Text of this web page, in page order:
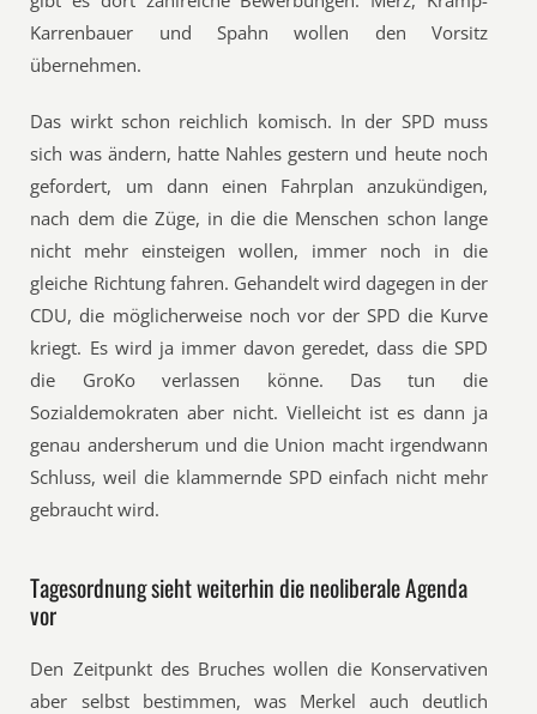
Karrenbauer und Spahn wollen den Vorsitz
übernehmen.
Das wirkt schon reichlich komisch. In der SPD muss
sich was ändern, hatte Nahles gestern und heute noch
gefordert, um dann einen Fahrplan anzukündigen,
nach dem die Züge, in die die Menschen schon lange
nicht mehr einsteigen wollen, immer noch in die
gleiche Richtung fahren. Gehandelt wird dagegen in der
CDU, die möglicherweise noch vor der SPD die Kurve
kriegt. Es wird ja immer davon geredet, dass die SPD
die GroKo verlassen könne. Das tun die
Sozialdemokraten aber nicht. Vielleicht ist es dann ja
genau andersherum und die Union macht irgendwann
Schluss, weil die klammernde SPD einfach nicht mehr
gebraucht wird.
Tagesordnung sieht weiterhin die neoliberale Agenda
vor
Den Zeitpunkt des Bruches wollen die Konservativen
aber selbst bestimmen, was Merkel auch deutlich